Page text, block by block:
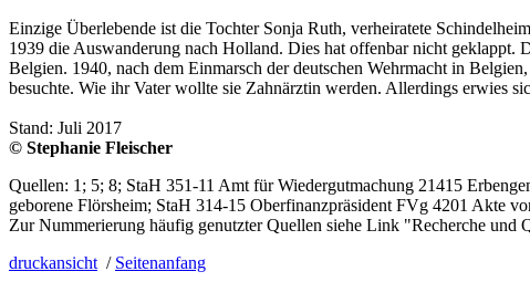
Einzige Überlebende ist die Tochter Sonja Ruth, verheiratete
1939 die Auswanderung nach Holland. Dies hat offenbar nicht geklappt.
Belgien. 1940, nach dem Einmarsch der deutschen Wehrmacht in
besuchte. Wie ihr Vater wollte sie Zahnärztin werden. Allerdings erwies
Stand: Juli 2017
© Stephanie Fleischer
Quellen: 1; 5; 8; StaH 351-11 Amt für Wiedergutmachung 21415
geborene Flörsheim; StaH 314-15 Oberfinanzpräsident FVg 4201 Akte
Zur Nummerierung häufig genutzter Quellen siehe Link "Recherche und
druckansicht / Seitenanfang